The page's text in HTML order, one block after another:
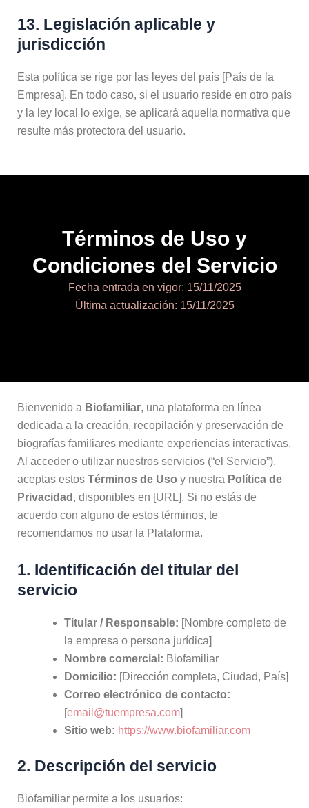
13. Legislación aplicable y
jurisdicción
Esta política se rige por las leyes del país [País de la
Empresa]. En todo caso, si el usuario reside en otro país
y la ley local lo exige, se aplicará aquella normativa que
resulte más protectora del usuario.
Términos de Uso y
Condiciones del Servicio
Fecha entrada en vigor: 15/11/2025
Última actualización: 15/11/2025
Bienvenido a Biofamiliar, una plataforma en línea
dedicada a la creación, recopilación y preservación de
biografías familiares mediante experiencias interactivas.
Al acceder o utilizar nuestros servicios (“el Servicio”),
aceptas estos Términos de Uso y nuestra Política de
Privacidad , disponibles en [URL]. Si no estás de
acuerdo con alguno de estos términos, te
recomendamos no usar la Plataforma.
1. Identificación del titular del
servicio
Titular / Responsable: [Nombre completo de
la empresa o persona jurídica]
Nombre comercial: Biofamiliar
Domicilio: [Dirección completa, Ciudad, País]
Correo electrónico de contacto:
[email@tuempresa.com]
Sitio web: https://www.biofamiliar.com
2. Descripción del servicio
Biofamiliar permite a los usuarios: